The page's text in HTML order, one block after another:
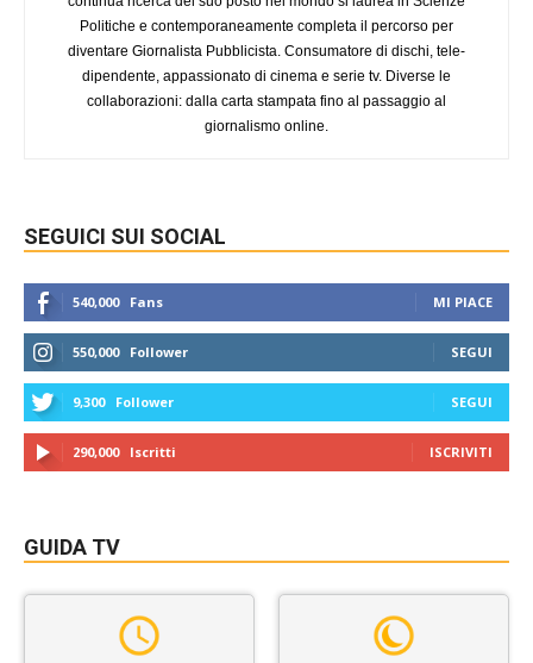
Politiche e contemporaneamente completa il percorso per
diventare Giornalista Pubblicista. Consumatore di dischi, tele-
dipendente, appassionato di cinema e serie tv. Diverse le
collaborazioni: dalla carta stampata fino al passaggio al
giornalismo online.
SEGUICI SUI SOCIAL
540,000 Fans MI PIACE
550,000 Follower SEGUI
9,300 Follower SEGUI
290,000 Iscritti ISCRIVITI
GUIDA TV